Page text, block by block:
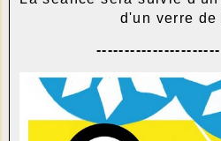
d'un verre